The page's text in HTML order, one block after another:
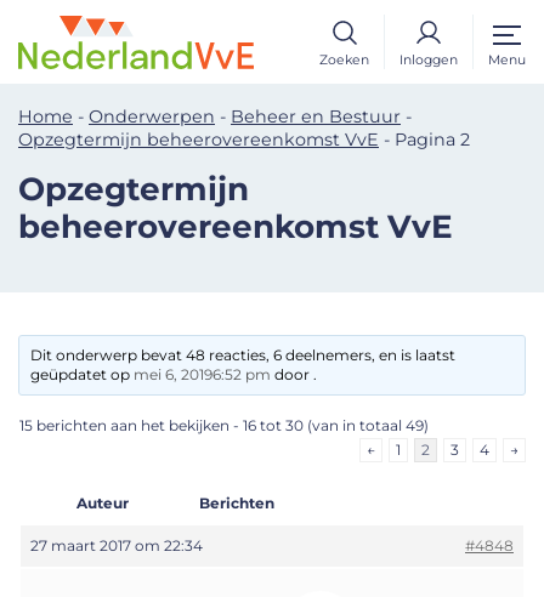
Zoeken Inloggen Menu
Home - Onderwerpen - Beheer en Bestuur -
Opzegtermijn beheerovereenkomst VvE - Pagina 2
Opzegtermijn
beheerovereenkomst VvE
Dit onderwerp bevat 48 reacties, 6 deelnemers, en is laatst
geüpdatet op mei 6, 20196:52 pm door .
15 berichten aan het bekijken - 16 tot 30 (van in totaal 49)
←
1 2 3 4 →
Auteur Berichten
27 maart 2017 om 22:34 #4848